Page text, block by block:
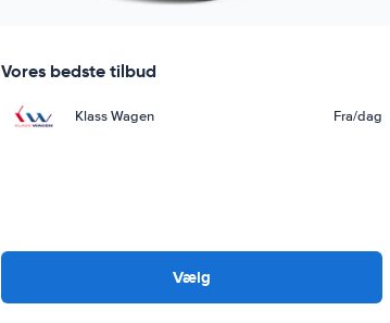
Vores bedste tilbud
Klass Wagen Fra/dag
Vælg